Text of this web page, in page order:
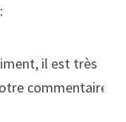
il est très
commentaire